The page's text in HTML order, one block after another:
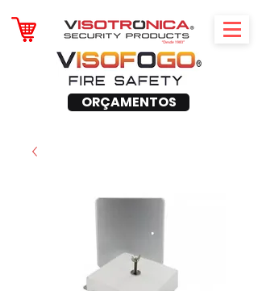
ORÇAMENTOS